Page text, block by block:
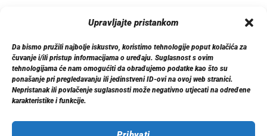
Upravljajte pristankom
Da bismo pružili najbolje iskustvo, koristimo tehnologije poput kolačića za
čuvanje i/ili pristup informacijama o uređaju. Suglasnost s ovim
tehnologijama će nam omogućiti da obrađujemo podatke kao što su
ponašanje pri pregledavanju ili jedinstveni ID-ovi na ovoj web stranici.
Nepristanak ili povlačenje suglasnosti može negativno utjecati na određene
karakteristike i funkcije.
Moj nalog
Moj nalog
Moje narudžbe
Detalji računa
Log out
Informacije
Politika privatnosti